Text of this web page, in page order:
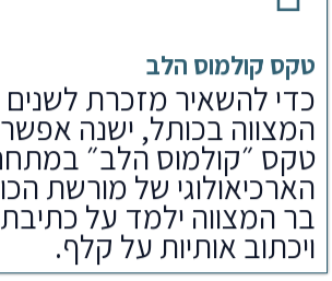
טקס קולמוס הלב
כדי להשאיר מזכרת
המצווה בכותל, ישנה
טקס ״קולמוס הלב״
הארכיאולוגי של מורשת
בר המצווה ילמד על
ויכתוב אותיות על קלף.